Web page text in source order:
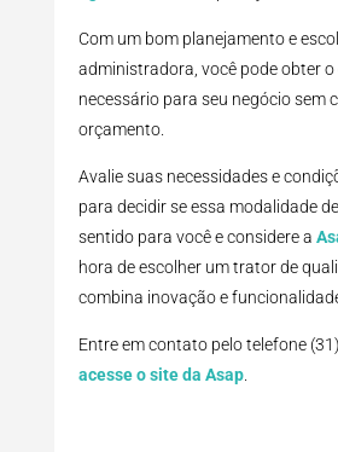
Com um bom planejamento e
administradora, você pode obter
necessário para seu negócio sem
orçamento.
Avalie suas necessidades e
para decidir se essa modalidade
sentido para você e considere a
hora de escolher um trator de
combina inovação e
Entre em contato pelo telefone
acesse o site da Asap.